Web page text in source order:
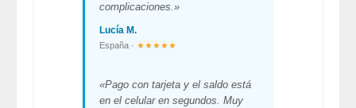
complicaciones.»
Lucía M.
España · ★★★★★
«Pago con tarjeta y el saldo está
en el celular en segundos. Muy